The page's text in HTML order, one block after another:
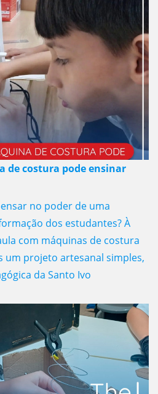
de costura pode ensinar
no poder de uma
dos estudantes? À
com máquinas de costura
um projeto artesanal simples,
da Santo Ivo